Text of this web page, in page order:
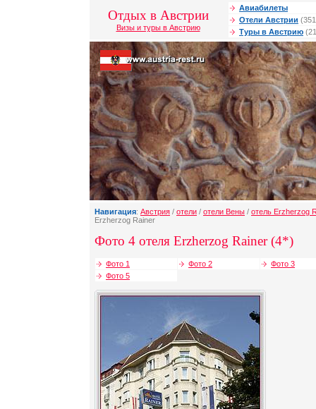
Отдых в Австрии
Визы и туры в Австрию
Авиабилеты
Отели Австрии
Туры в Австрию
Навигация: Австрия / отели / отели Вены / отель Erzherzog
Erzherzog Rainer
Фото 4 отеля Erzherzog Rainer (4*)
Фото 1 Фото 2
Фото 3
Фото 5